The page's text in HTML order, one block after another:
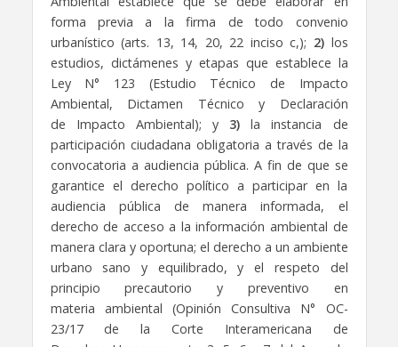
forma previa a la firma de todo convenio
urbanístico (arts. 13, 14, 20, 22 inciso c,); 2)los
estudios, dictámenes y etapas que establece la
Ley N° 123 (Estudio Técnico de Impacto
Ambiental, Dictamen Técnico y Declaración
de Impacto Ambiental); y 3) la instancia de
participación ciudadana obligatoria a través de la
convocatoria a audiencia pública. A fin de que se
garantice el derecho político a participar en la
audiencia pública de manera informada, el
derecho de acceso a la información ambiental de
manera clara y oportuna; el derecho a un ambiente
urbano sano y equilibrado, y el respeto del
principio precautorio y preventivo en
materia ambiental (Opinión Consultiva N° OC-
23/17 de la Corte Interamericana de